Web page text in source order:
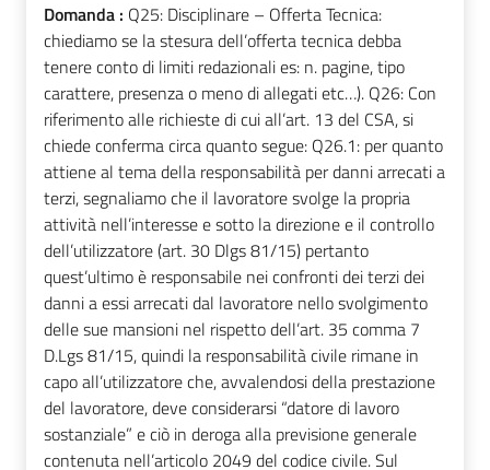
Domanda : Q25: Disciplinare – Offerta Tecnica:
chiediamo se la stesura dell’offerta tecnica debba
tenere conto di limiti redazionali es: n. pagine, tipo
carattere, presenza o meno di allegati etc…). Q26: Con
riferimento alle richieste di cui all’art. 13 del CSA, si
chiede conferma circa quanto segue: Q26.1: per quanto
attiene al tema della responsabilità per danni arrecati a
terzi, segnaliamo che il lavoratore svolge la propria
attività nell’interesse e sotto la direzione e il controllo
dell’utilizzatore (art. 30 Dlgs 81/15) pertanto
quest’ultimo è responsabile nei confronti dei terzi dei
danni a essi arrecati dal lavoratore nello svolgimento
delle sue mansioni nel rispetto dell’art. 35 comma 7
D.Lgs 81/15, quindi la responsabilità civile rimane in
capo all’utilizzatore che, avvalendosi della prestazione
del lavoratore, deve considerarsi “datore di lavoro
sostanziale” e ciò in deroga alla previsione generale
contenuta nell’articolo 2049 del codice civile. Sul